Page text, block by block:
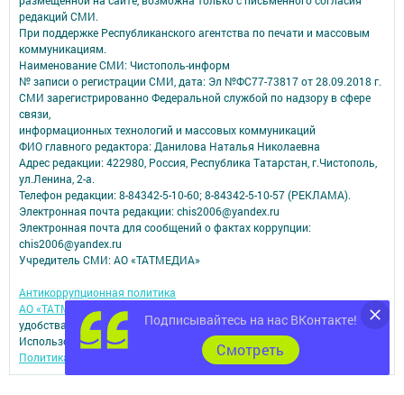
Подписывайтесь на нас ВКонтакте!
Cмотреть
редакций СМИ.
При поддержке Республиканского агентства по печати и массовым
коммуникациям.
Наименование СМИ: Чистополь-информ
№ записи о регистрации СМИ, дата: Эл №ФС77-73817 от 28.09.2018 г.
СМИ зарегистрированно Федеральной службой по надзору в сфере
связи,
информационных технологий и массовых коммуникаций
ФИО главного редактора: Данилова Наталья Николаевна
Адрес редакции: 422980, Россия, Республика Татарстан, г.Чистополь,
ул.Ленина, 2-а.
Телефон редакции: 8-84342-5-10-60; 8-84342-5-10-57 (РЕКЛАМА).
Электронная почта редакции: chis2006@yandex.ru
Электронная почта для сообщений о фактах коррупции:
chis2006@yandex.ru
Учредитель СМИ: АО «ТАТМЕДИА»
Антикоррупционная политика
АО «ТАТМЕДИА» использует «cookie»
для персонализации сервисов и
удобства пользователей сайтом.
Использование «cookie» можно отменить в настройках браузера.
Политика конфиденциальности